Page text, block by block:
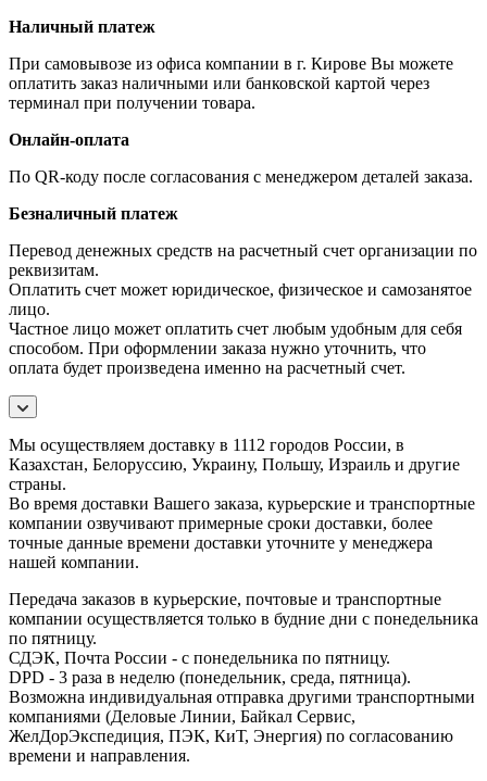
Наличный платеж
При самовывозе из офиса компании в г. Кирове Вы можете
оплатить заказ наличными или банковской картой через
терминал при получении товара.
Онлайн-оплата
По QR-коду после согласования с менеджером деталей заказа.
Безналичный платеж
Перевод денежных средств на расчетный счет организации по
реквизитам.
Оплатить счет может юридическое, физическое и самозанятое
лицо.
Частное лицо может оплатить счет любым удобным для себя
способом. При оформлении заказа нужно уточнить, что
оплата будет произведена именно на расчетный счет.
Мы осуществляем доставку в 1112 городов России, в
Казахстан, Белоруссию, Украину, Польшу, Израиль и другие
страны.
Во время доставки Вашего заказа, курьерские и транспортные
компании озвучивают примерные сроки доставки, более
точные данные времени доставки уточните у менеджера
нашей компании.
Передача заказов в курьерские, почтовые и транспортные
компании осуществляется только в будние дни с понедельника
по пятницу.
СДЭК, Почта России - с понедельника по пятницу.
DPD - 3 раза в неделю (понедельник, среда, пятница).
Возможна индивидуальная отправка другими транспортными
компаниями (Деловые Линии, Байкал Сервис,
ЖелДорЭкспедиция, ПЭК, КиТ, Энергия) по согласованию
времени и направления.